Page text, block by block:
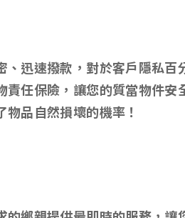
迅速撥款，對於客戶隱私百
任保險，讓您的質當物件安
品自然損壞的機率！